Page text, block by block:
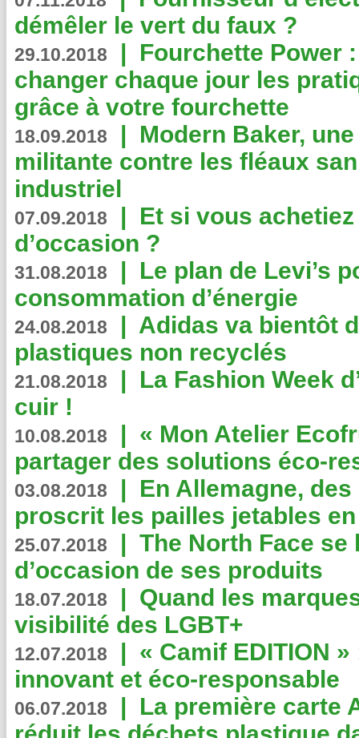
démêler le vert du faux ?
29.10.2018 | Fourchette Power
changer chaque jour les
grâce à votre fourchette
18.09.2018 | Modern Baker,
militante contre les fléaux
industriel
07.09.2018 | Et si vous
d’occasion ?
31.08.2018 | Le plan de Levi’s
consommation d’énergie
24.08.2018 | Adidas va bientôt
plastiques non recyclés
21.08.2018 | La Fashion Week
cuir !
10.08.2018 | « Mon Atelier
partager des solutions éco-
03.08.2018 | En Allemagne,
proscrit les pailles jetables
25.07.2018 | The North Face se
d’occasion de ses produits
18.07.2018 | Quand les
visibilité des LGBT+
12.07.2018 | « Camif EDITION
innovant et éco-responsable
06.07.2018 | La première carte